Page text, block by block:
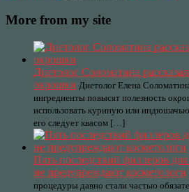
More from my site
Диетолог Соломатина
окрошки Диетолог Елена
ингредиенты повысят полезность
использовать куриную или индюшачью
его следует квасом […]
Пять последствий филлеров
не предупреждают косметологи
процедуры давно стали частью